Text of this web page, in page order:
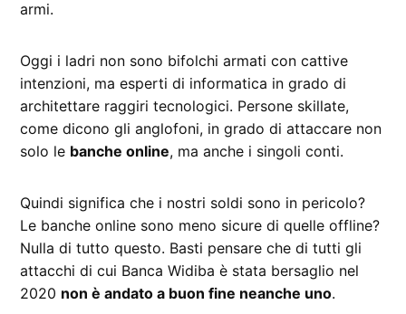
armi.
Oggi i ladri non sono bifolchi armati con cattive
intenzioni, ma esperti di informatica in grado di
architettare raggiri tecnologici. Persone skillate,
come dicono gli anglofoni, in grado di attaccare non
solo le banche online, ma anche i singoli conti.
Quindi significa che i nostri soldi sono in pericolo?
Le banche online sono meno sicure di quelle offline?
Nulla di tutto questo. Basti pensare che di tutti gli
attacchi di cui Banca Widiba è stata bersaglio nel
2020 non è andato a buon fine neanche uno.